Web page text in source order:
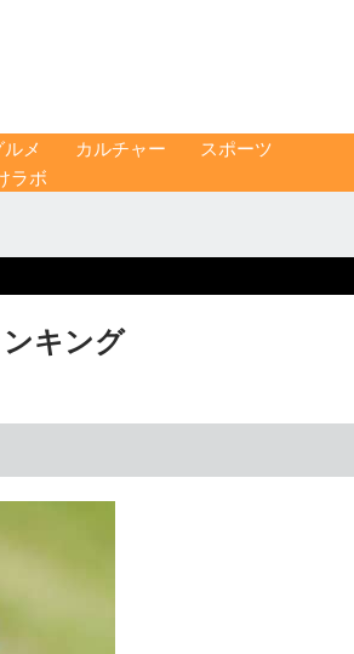
ルメ カルチャー
スポーツ
ラボ
キング